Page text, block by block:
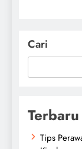
Cari
Terbaru
Tips